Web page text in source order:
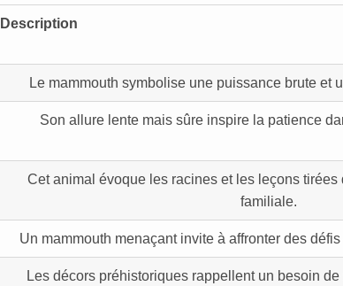
Description
Le mammouth symbolise une puissance brute et
Son allure lente mais sûre inspire la patience
Cet animal évoque les racines et les leçons tirées
familiale.
Un mammouth menaçant invite à affronter des
Les décors préhistoriques rappellent un besoin